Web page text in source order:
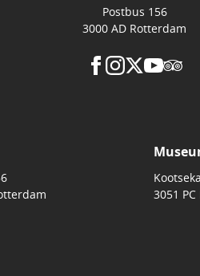
Postbus 156
3000 AD Rotterdam
3051